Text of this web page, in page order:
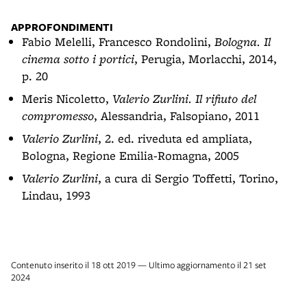
APPROFONDIMENTI
Fabio Melelli, Francesco Rondolini, Bologna. Il
cinema sotto i portici, Perugia, Morlacchi, 2014,
p. 20
Meris Nicoletto, Valerio Zurlini. Il rifiuto del
compromesso, Alessandria, Falsopiano, 2011
Valerio Zurlini, 2. ed. riveduta ed ampliata,
Bologna, Regione Emilia-Romagna, 2005
Valerio Zurlini, a cura di Sergio Toffetti, Torino,
Lindau, 1993
Contenuto inserito il 18 ott 2019 — Ultimo aggiornamento il 21 set
2024